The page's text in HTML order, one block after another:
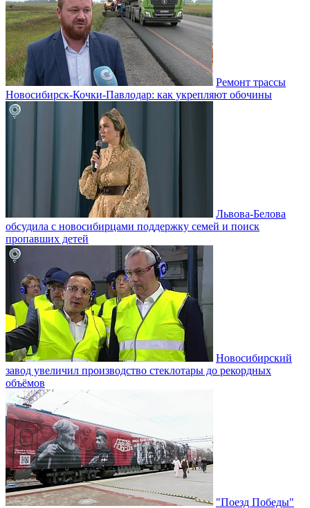
Ремонт трассы
Новосибирск-Кочки-Павлодар: как укрепляют обочины
Львова-Белова
обсудила с новосибирцами поддержку семей и поиск
пропавших детей
Новосибирский
завод увеличил производство стеклотары до рекордных
объёмов
"Поезд Победы"